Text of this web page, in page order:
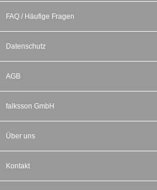
FAQ / Häufige Fragen
Datenschutz
AGB
falksson GmbH
Über uns
Kontakt